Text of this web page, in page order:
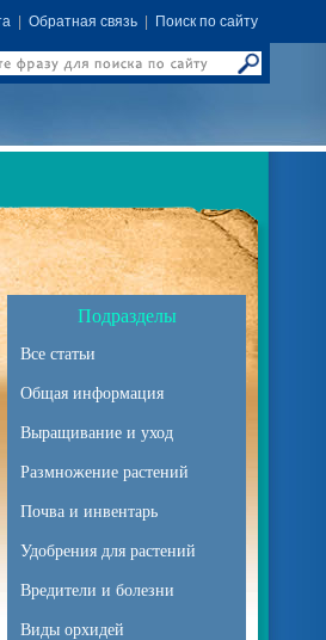
Обратная связь Поиск по сайту
Подразделы
Все статьи
Общая информация
Выращивание и уход
Размножение растений
Почва и инвентарь
Удобрения для растений
Вредители и болезни
Виды орхидей